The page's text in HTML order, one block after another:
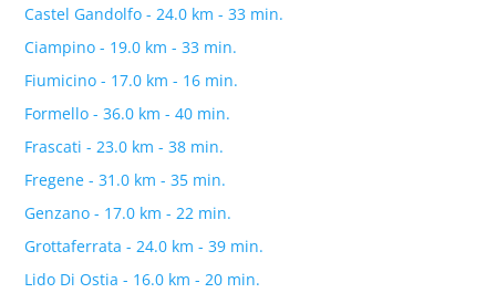
Castel Gandolfo - 24.0 km - 33 min.
Ciampino - 19.0 km - 33 min.
Fiumicino - 17.0 km - 16 min.
Formello - 36.0 km - 40 min.
Frascati - 23.0 km - 38 min.
Fregene - 31.0 km - 35 min.
Genzano - 17.0 km - 22 min.
Grottaferrata - 24.0 km - 39 min.
Lido Di Ostia - 16.0 km - 20 min.